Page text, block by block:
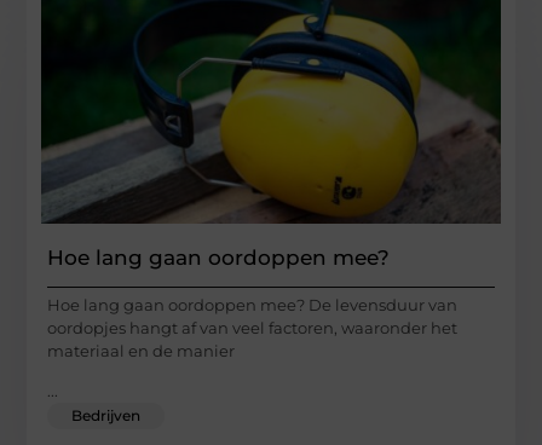
Hoe lang gaan oordoppen mee?
Hoe lang gaan oordoppen mee? De levensduur van
oordopjes hangt af van veel factoren, waaronder het
materiaal en de manier
...
Bedrijven